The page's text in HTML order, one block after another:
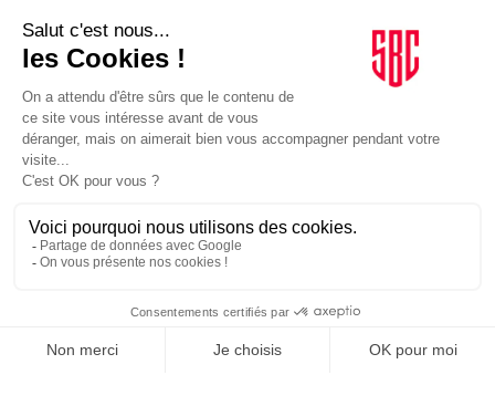
Agence web:Novius